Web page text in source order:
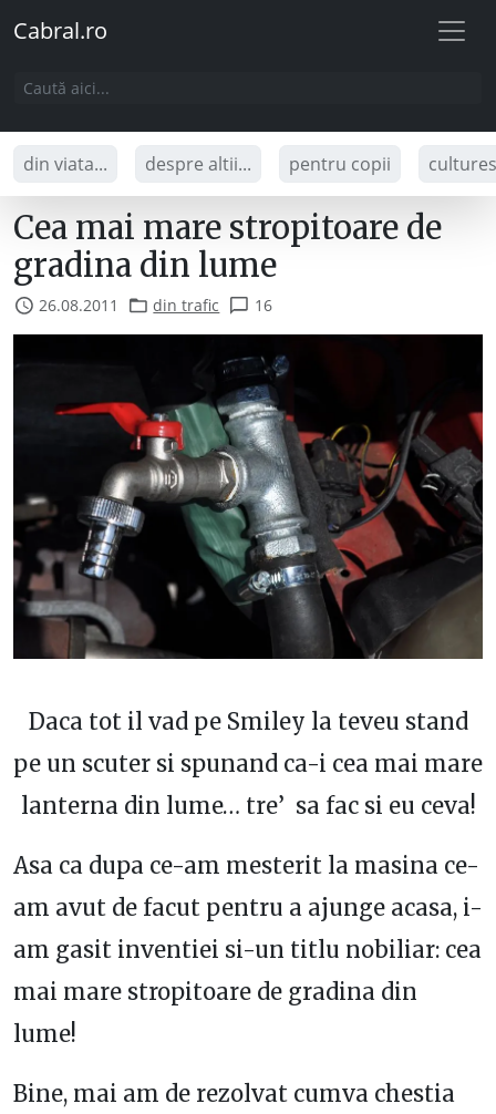
Cabral.ro
din viata... despre altii... pentru copii
Cea mai mare stropitoare de
gradina din lume
26.08.2011 din trafic 16
Daca tot il vad pe Smiley la teveu stand
pe un scuter si spunand ca-i cea mai mare
lanterna din lume… tre’ sa fac si eu ceva!
Asa ca dupa ce-am mesterit la masina ce-
am avut de facut pentru a ajunge acasa, i-
am gasit inventiei si-un titlu nobiliar: cea
mai mare stropitoare de gradina din
lume!
Bine, mai am de rezolvat cumva chestia